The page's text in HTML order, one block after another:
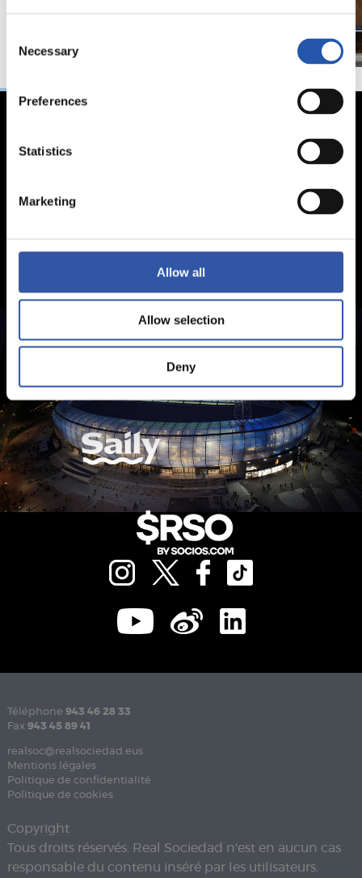
Selection
Necessary
Preferences
Statistics
Marketing
Allow all
Allow selection
Deny
Téléphone 943 46 28 33
Fax 943 45 89 41
realsoc@realsociedad.eus
Mentions légales
Politique de confidentialité
Politique de cookies
Copyright
Tous droits réservés. Real Sociedad n'est en aucun cas
responsable du contenu inséré par les utilisateurs.